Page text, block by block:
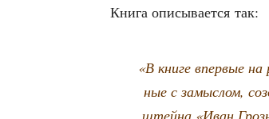
Кни­га опи­сы­ва­ет­ся так:
«В кни­ге впер­вые
ные с замыс­лом,
штей­на «Иван